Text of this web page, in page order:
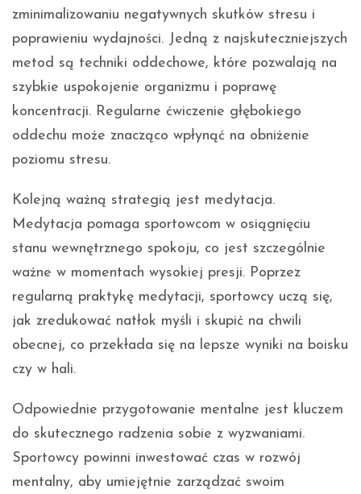
zminimalizowaniu negatywnych skutków stresu i
poprawieniu wydajności. Jedną z najskuteczniejszych
metod są techniki oddechowe, które pozwalają na
szybkie uspokojenie organizmu i poprawę
koncentracji. Regularne ćwiczenie głębokiego
oddechu może znacząco wpłynąć na obniżenie
poziomu stresu.
Kolejną ważną strategią jest medytacja.
Medytacja pomaga sportowcom w osiągnięciu
stanu wewnętrznego spokoju, co jest szczególnie
ważne w momentach wysokiej presji. Poprzez
regularną praktykę medytacji, sportowcy uczą się,
jak zredukować natłok myśli i skupić na chwili
obecnej, co przekłada się na lepsze wyniki na boisku
czy w hali.
Odpowiednie przygotowanie mentalne jest kluczem
do skutecznego radzenia sobie z wyzwaniami.
Sportowcy powinni inwestować czas w rozwój
mentalny, aby umiejętnie zarządzać swoim